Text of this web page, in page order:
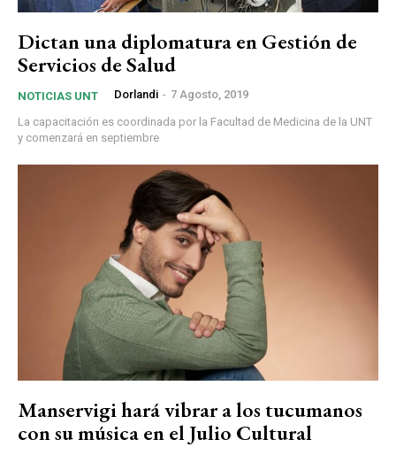
Dictan una diplomatura en Gestión de
Servicios de Salud
NOTICIAS UNT Dorlandi - 7 Agosto, 2019
La capacitación es coordinada por la Facultad de Medicina de la UNT
y comenzará en septiembre
Manservigi hará vibrar a los tucumanos
con su música en el Julio Cultural